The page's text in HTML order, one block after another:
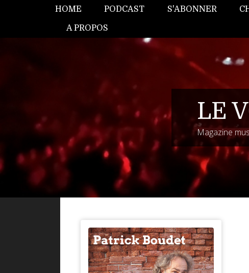
HOME PODCAST S'ABONNER
A PROPOS
LE
Magazine